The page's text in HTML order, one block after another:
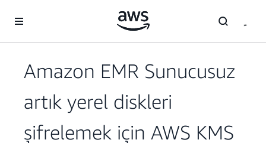
Amazon EMR Sunucusuz
artık yerel diskleri
şifrelemek için AWS KMS